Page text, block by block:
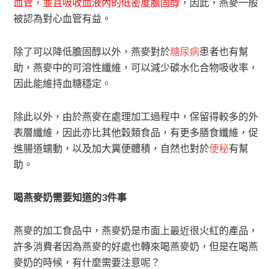
被認為對心血管有益。
除了可以降低膽固醇以外，燕麥對於糖尿病患者也有幫
助，燕麥中的可溶性纖維，可以減少碳水化合物吸收率，
因此能維持血糖穩定。
除此以外，由於燕麥在處理加工過程中，保留得較多的外
表層纖維，因此亦比其他穀類食品，有更多膳食纖維，促
進腸道蠕動，以及加大糞便體積，自然也對於便秘有幫
助。
喝燕麥奶需要知道的3件事
燕麥的加工食品中，燕麥奶是市面上最近很火紅的產品，
許多消費者因為燕麥的好處也轉來喝燕麥奶，但是在喝燕
麥奶的時候，有什麼需要注意呢？